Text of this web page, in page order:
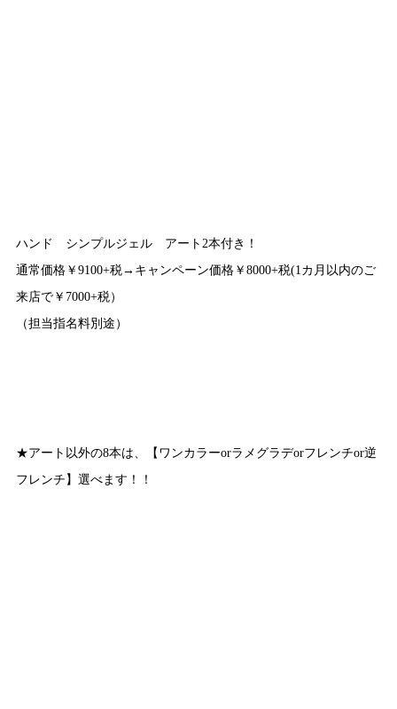
ハンド シンプルジェル アート2本付き！
通常価格￥9100+税→キャンペーン価格￥8000+税(1カ月以内のご
来店で￥7000+税）
（担当指名料別途）
★アート以外の8本は、【ワンカラーorラメグラデorフレンチor逆
フレンチ】選べます！！